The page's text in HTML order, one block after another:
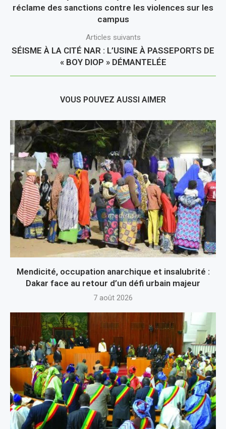
réclame des sanctions contre les violences sur les
campus
Articles suivants
SÉISME À LA CITÉ NAR : L’USINE À PASSEPORTS DE
« BOY DIOP » DÉMANTELÉE
VOUS POUVEZ AUSSI AIMER
Mendicité, occupation anarchique et insalubrité :
Dakar face au retour d’un défi urbain majeur
7 août 2026